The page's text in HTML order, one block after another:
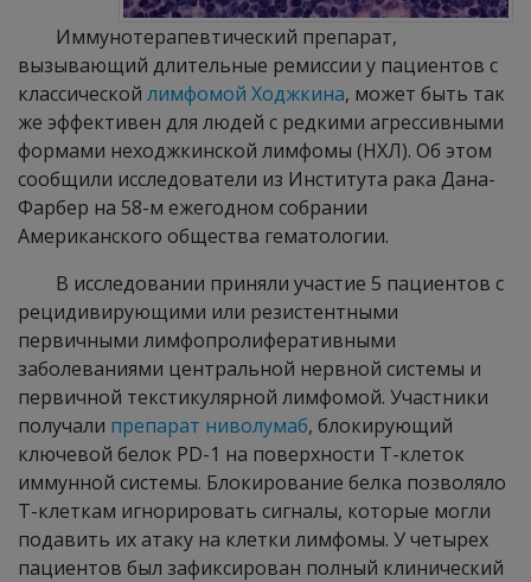
Иммунотерапевтический препарат,
вызывающий длительные ремиссии у пациентов с
классической лимфомой Ходжкина, может быть так
же эффективен для людей с редкими агрессивными
формами неходжкинской лимфомы (НХЛ). Об этом
сообщили исследователи из Института рака Дана-
Фарбер на 58-м ежегодном собрании
Американского общества гематологии.
В исследовании приняли участие 5 пациентов с
рецидивирующими или резистентными
первичными лимфопролиферативными
заболеваниями центральной нервной системы и
первичной текстикулярной лимфомой. Участники
получали препарат ниволумаб, блокирующий
ключевой белок PD-1 на поверхности Т-клеток
иммунной системы. Блокирование белка позволяло
Т-клеткам игнорировать сигналы, которые могли
подавить их атаку на клетки лимфомы. У четырех
пациентов был зафиксирован полный клинический